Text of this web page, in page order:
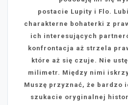
postacie Lupity i Flo.
charakterne bohaterki z
ich interesujących
konfrontacja aż strzela
które aż się czuje. Nie
milimetr. Między nimi
Muszę przyznać, że bardzo
szukacie oryginalnej